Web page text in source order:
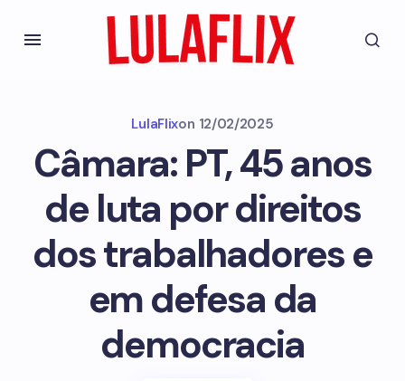
LulaFlixon 12/02/2025
Câmara: PT, 45 anos
de luta por direitos
dos trabalhadores e
em defesa da
democracia